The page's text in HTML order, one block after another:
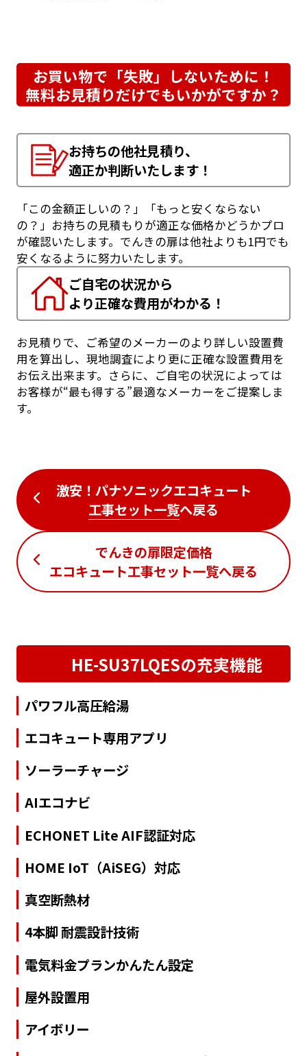
お買い物で「失敗」しないために！
無料お見積りだけでもいかがですか？
お持ちの他社見積り、
適正か判断いたします！
「この金額正しいの？」「もっと安くならない
の？」お持ちの見積もりが適正な価格かどうかプロ
が確認いたします。でんきの扉は他社よりも1円でも
安くなるように努力いたします。
ご自宅の状況から
より正確な費用がわかる！
お見積りで、ご希望のメーカーのより詳しい設置費
用を算出し、現地調査により更に正確な設置費用を
お伝え出来ます。さらに、ご自宅の状況によっては
お客様が“最も得する”最適なメーカーをご提案しま
す。
激安！パナソニックエコキュート
工事セット一覧へ戻る
でんきの扉限定価格
エコキュート工事セット一覧へ戻る
HE-SU37LQESの充実機能
パワフル高圧給湯
エコキュート専用アプリ
ソーラーチャージ
AIエコナビ
ECHONET Lite AIF認証対応
HOME IoT（AiSEG）対応
真空断熱材
4本脚 耐震設計技術
電気料金プランかんたん設定
屋外設置用
アイボリー